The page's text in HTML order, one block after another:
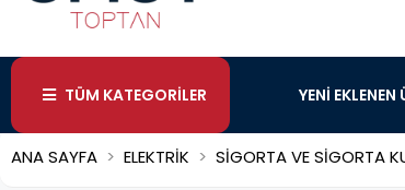
TÜM KATEGORİLER YENİ EKLENEN
ANA SAYFA ELEKTRİK SİGORTA VE SİGORTA